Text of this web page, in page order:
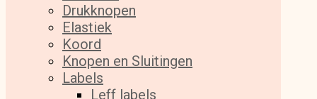
Drukknopen
Elastiek
Koord
Knopen en Sluitingen
Labels
Leff labels